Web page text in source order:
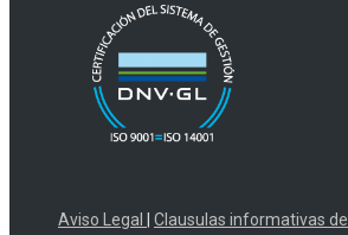
Aviso Legal
Clausulas informativas del